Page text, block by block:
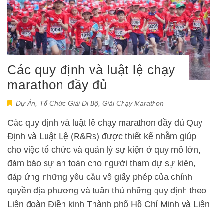
Các quy định và luật lệ chạy
marathon đầy đủ
Dự Án Tổ Chức Giải Đi Bộ, Giải Chạy Marathon
Các quy định và luật lệ chạy marathon đầy đủ Quy
Định và Luật Lệ (R&Rs) được thiết kế nhằm giúp
cho việc tổ chức và quản lý sự kiện ở quy mô lớn,
đảm bảo sự an toàn cho người tham dự sự kiện,
đáp ứng những yêu cầu về giấy phép của chính
quyền địa phương và tuân thủ những quy định theo
Liên đoàn Điền kinh Thành phố Hồ Chí Minh và Liên